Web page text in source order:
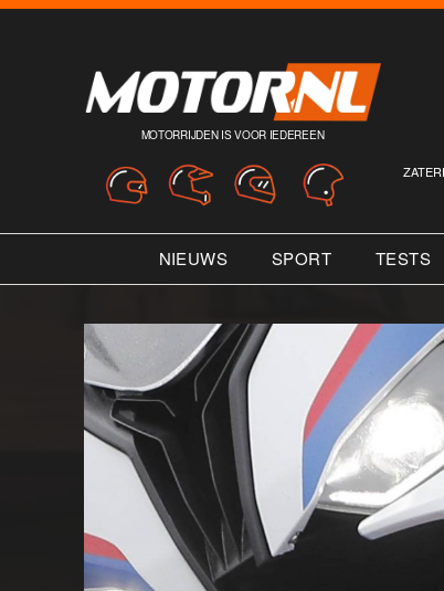
MOTORRIJDEN IS VOOR IEDEREEN
NIEUWS SPORT TESTS